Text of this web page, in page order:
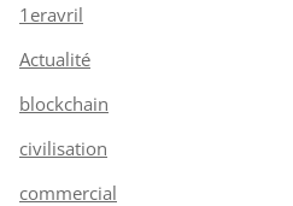
1eravril
Actualité
blockchain
civilisation
commercial